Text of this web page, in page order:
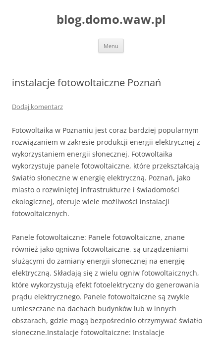
blog.domo.waw.pl
Menu
instalacje fotowoltaiczne Poznań
Dodaj komentarz
Fotowoltaika w Poznaniu jest coraz bardziej popularnym
rozwiązaniem w zakresie produkcji energii elektrycznej z
wykorzystaniem energii słonecznej. Fotowoltaika
wykorzystuje panele fotowoltaiczne, które przekształcają
światło słoneczne w energię elektryczną. Poznań, jako
miasto o rozwiniętej infrastrukturze i świadomości
ekologicznej, oferuje wiele możliwości instalacji
fotowoltaicznych.
Panele fotowoltaiczne: Panele fotowoltaiczne, znane
również jako ogniwa fotowoltaiczne, są urządzeniami
służącymi do zamiany energii słonecznej na energię
elektryczną. Składają się z wielu ogniw fotowoltaicznych,
które wykorzystują efekt fotoelektryczny do generowania
prądu elektrycznego. Panele fotowoltaiczne są zwykle
umieszczane na dachach budynków lub w innych
obszarach, gdzie mogą bezpośrednio otrzymywać światło
słoneczne.Instalacje fotowoltaiczne: Instalacje